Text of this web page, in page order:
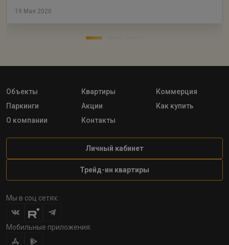
19 Мая 2020
Объекты Квартиры
Коммерция
Паркинги
Акции
Как купить
О компании
Контакты
Личный кабинет
Трейд-ин квартиры
Мы в соц сетях:
Мобильные приложения: